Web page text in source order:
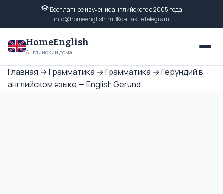
Бесплатное изучение английского с 2005 года
info@homeenglish.ruВКонтактеTelegram
HomeEnglish
Английский дома
Главная →Грамматика →Грамматика →Герундий в
английском языке — English Gerund